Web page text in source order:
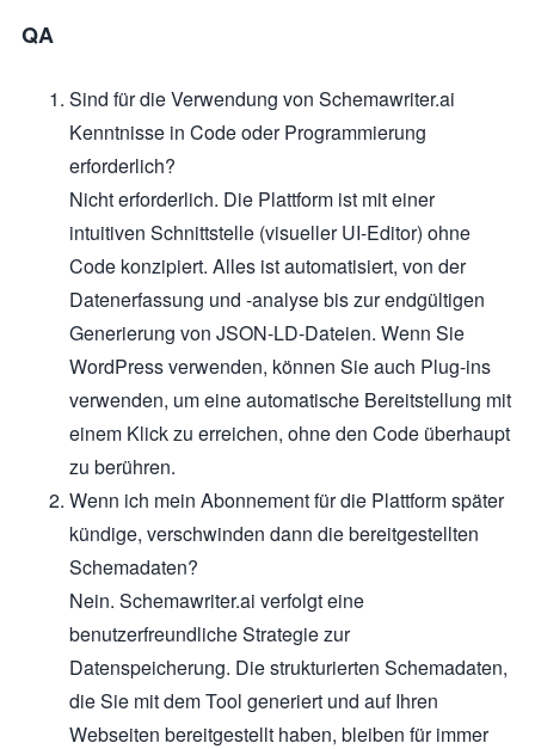
QA
Sind für die Verwendung von Schemawriter.ai
Kenntnisse in Code oder Programmierung
erforderlich?
Nicht erforderlich. Die Plattform ist mit einer
intuitiven Schnittstelle (visueller UI-Editor) ohne
Code konzipiert. Alles ist automatisiert, von der
Datenerfassung und -analyse bis zur endgültigen
Generierung von JSON-LD-Dateien. Wenn Sie
WordPress verwenden, können Sie auch Plug-ins
verwenden, um eine automatische Bereitstellung mit
einem Klick zu erreichen, ohne den Code überhaupt
zu berühren.
Wenn ich mein Abonnement für die Plattform später
kündige, verschwinden dann die bereitgestellten
Schemadaten?
Nein. Schemawriter.ai verfolgt eine
benutzerfreundliche Strategie zur
Datenspeicherung. Die strukturierten Schemadaten,
die Sie mit dem Tool generiert und auf Ihren
Webseiten bereitgestellt haben, bleiben für immer